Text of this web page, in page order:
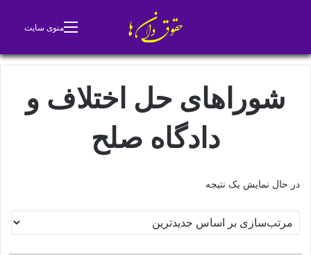
منوی سایت
شوراهای حل اختلاف و
دادگاه صلح
در حال نمایش یک نتیجه